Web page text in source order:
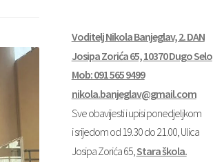
Voditelj Nikola Banjeglav, 2. DAN
Josipa Zorića 65, 10370 Dugo Selo
Mob: 091 565 9499
nikola.banjeglav@gmail.com
Sve obavijesti i upisi ponedjeljkom
i srijedom od 19.30 do 21.00, Ulica
Josipa Zorića 65, Stara škola.